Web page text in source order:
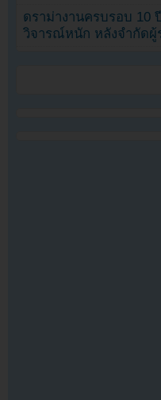
ดราม่างานครบรอบ 10
วิจารณ์หนัก หลังจำกัดผู้